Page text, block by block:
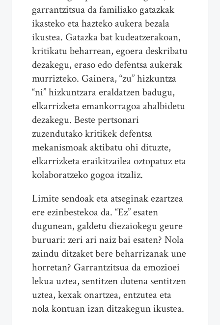
garrantzitsua da familiako gatazkak
ikasteko eta hazteko aukera bezala
ikustea. Gatazka bat kudeatzerakoan,
kritikatu beharrean, egoera deskribatu
dezakegu, eraso edo defentsa aukerak
murrizteko. Gainera, “zu” hizkuntza
“ni” hizkuntzara eraldatzen badugu,
elkarrizketa emankorragoa ahalbidetu
dezakegu. Beste pertsonari
zuzendutako kritikek defentsa
mekanismoak aktibatu ohi dituzte,
elkarrizketa eraikitzailea oztopatuz eta
kolaboratzeko gogoa itzaliz.
Limite sendoak eta atseginak ezartzea
ere ezinbestekoa da. “Ez” esaten
dugunean, galdetu diezaiokegu geure
buruari: zeri ari naiz bai esaten? Nola
zaindu ditzaket bere beharrizanak une
horretan? Garrantzitsua da emozioei
lekua uztea, sentitzen dutena sentitzen
uztea, kexak onartzea, entzutea eta
nola kontuan izan ditzakegun ikustea.